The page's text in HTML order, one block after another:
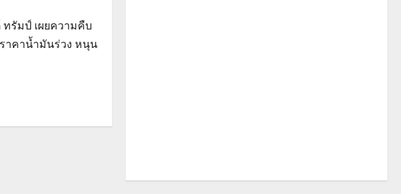
รัมป์ เผยความคืบ
าคาน้ำมันร่วง หนุน